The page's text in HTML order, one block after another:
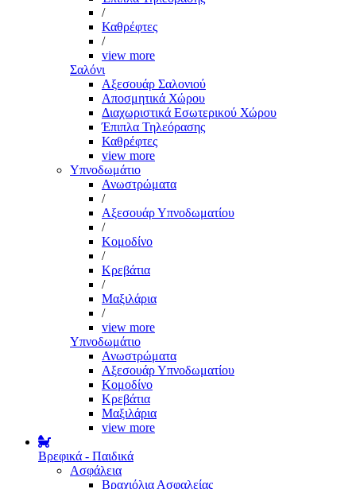
/
Καθρέφτες
/
view more
Σαλόνι
Αξεσουάρ Σαλονιού
Αποσμητικά Χώρου
Διαχωριστικά Εσωτερικού Χώρου
Έπιπλα Τηλεόρασης
Καθρέφτες
view more
Υπνοδωμάτιο
Ανωστρώματα
/
Αξεσουάρ Υπνοδωματίου
/
Κομοδίνο
/
Κρεβάτια
/
Μαξιλάρια
/
view more
Υπνοδωμάτιο
Ανωστρώματα
Αξεσουάρ Υπνοδωματίου
Κομοδίνο
Κρεβάτια
Μαξιλάρια
view more
Βρεφικά - Παιδικά
Ασφάλεια
Βραχιόλια Ασφαλείας